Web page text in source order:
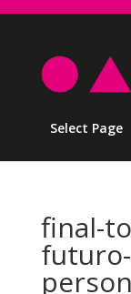
Select Page
final-